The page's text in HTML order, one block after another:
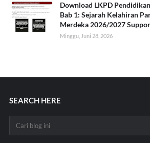
Download LKPD
Bab 1: Sejarah Kelahiran
Merdeka 2026/2027
Minggu, Juni 28, 2026
SEARCH HERE